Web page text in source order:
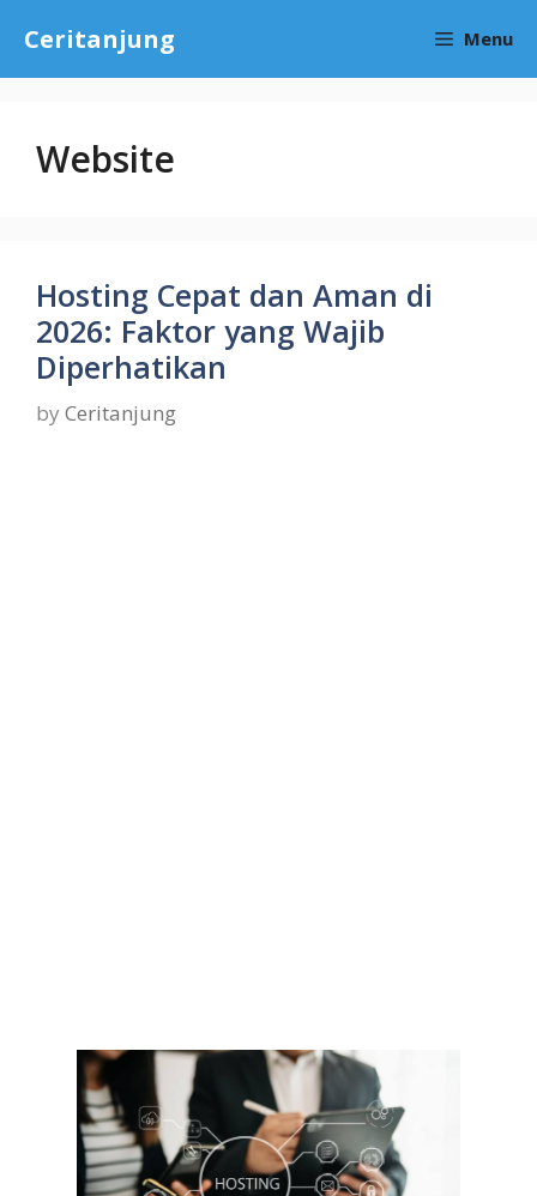
content
Ceritanjung Menu
Website
Hosting Cepat dan Aman di
2026: Faktor yang Wajib
Diperhatikan
by Ceritanjung